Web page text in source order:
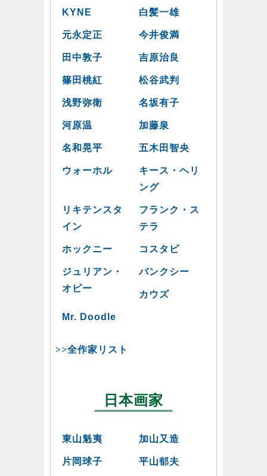
KYNE 白髪一雄
元永定正 今井俊満
田中敦子 吉原治良
篠田桃紅 松谷武判
浅野弥衛 名坂有子
河原温 加藤泉
名和晃平 五木田智央
ウォーホル
キース・ヘリ
ング
リキテンスタ
イン
フランク・ス
テラ
ホックニー コスタビ
ジュリアン・
オピー
バンクシー
カウズ
Mr. Doodle
>>全作家リスト
日本画家
東山魁夷 加山又造
片岡球子 平山郁夫